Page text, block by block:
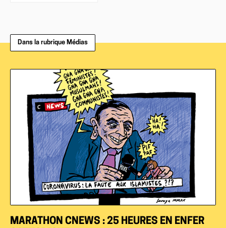
Dans la rubrique Médias
MARATHON CNEWS : 25 HEURES EN ENFER